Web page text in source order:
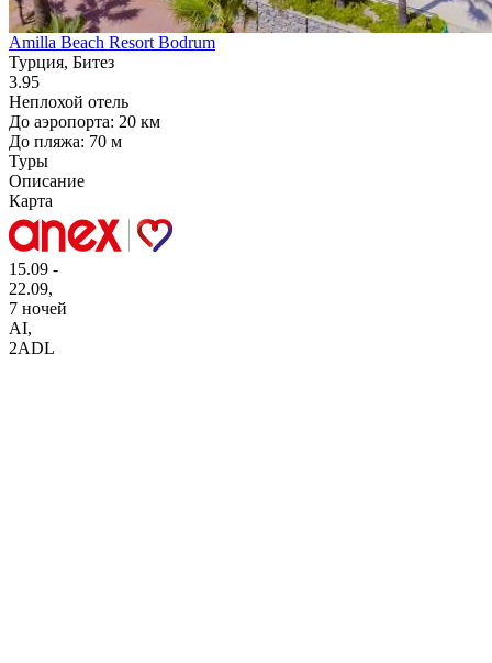
Amilla Beach Resort Bodrum
Турция, Битез
3.95
Неплохой отель
До аэропорта: 20 км
До пляжа: 70 м
Туры
Описание
Карта
15.09 -
22.09,
7 ночей
AI,
2ADL